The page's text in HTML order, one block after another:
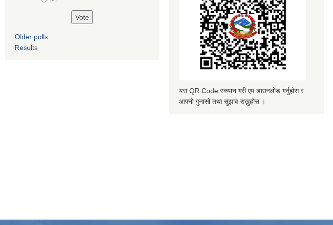
Older polls
Results
यस QR Code स्क्यान गरी एप डाउनलोड गर्नुहोस र
आफ्नो गुनासो तथा सुझाव राख्नुहोस ।